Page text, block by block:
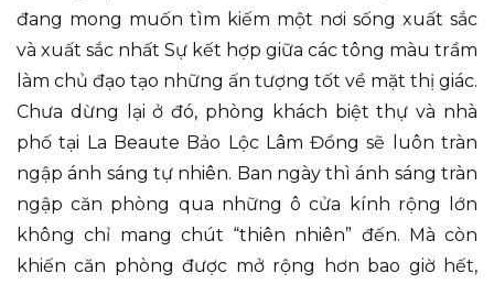
đang mong muốn tìm kiếm một nơi sống xuất sắc
và xuất sắc nhất Sự kết hợp giữa các tông màu trầm
làm chủ đạo tạo những ấn tượng tốt về mặt thị giác.
Chưa dừng lại ở đó, phòng khách biệt thự và nhà
phố tại La Beaute Bảo Lộc Lâm Đồng sẽ luôn tràn
ngập ánh sáng tự nhiên. Ban ngày thì ánh sáng tràn
ngập căn phòng qua những ô cửa kính rộng lớn
không chỉ mang chút “thiên nhiên” đến. Mà còn
khiến căn phòng được mở rộng hơn bao giờ hết,